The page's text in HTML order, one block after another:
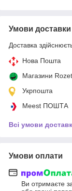
Умови доставки
Доставка
Нова Пошта
Магазини
Укрпошта
Meest ПОШТА
Всі умови
Умови оплати
Ви отримаєте